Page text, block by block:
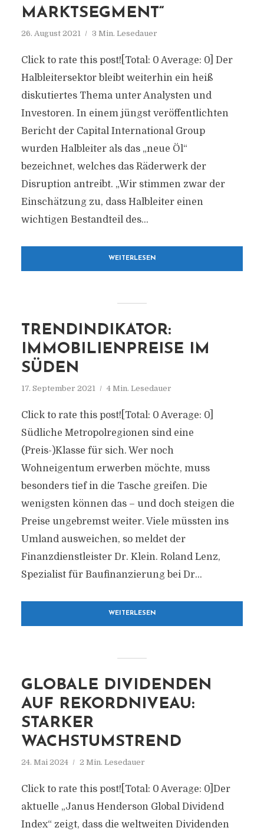
MARKTSEGMENT“
26. August 2021 3 Min. Lesedauer
Click to rate this post![Total: 0 Average: 0] Der
Halbleitersektor bleibt weiterhin ein heiß
diskutiertes Thema unter Analysten und
Investoren. In einem jüngst veröffentlichten
Bericht der Capital International Group
wurden Halbleiter als das „neue Öl“
bezeichnet, welches das Räderwerk der
Disruption antreibt. „Wir stimmen zwar der
Einschätzung zu, dass Halbleiter einen
wichtigen Bestandteil des...
WEITERLESEN
TRENDINDIKATOR:
IMMOBILIENPREISE IM
SÜDEN
17. September 2021 4 Min. Lesedauer
Click to rate this post![Total: 0 Average: 0]
Südliche Metropolregionen sind eine
(Preis-)Klasse für sich. Wer noch
Wohneigentum erwerben möchte, muss
besonders tief in die Tasche greifen. Die
wenigsten können das – und doch steigen die
Preise ungebremst weiter. Viele müssten ins
Umland ausweichen, so meldet der
Finanzdienstleister Dr. Klein. Roland Lenz,
Spezialist für Baufinanzierung bei Dr...
WEITERLESEN
GLOBALE DIVIDENDEN
AUF REKORDNIVEAU:
STARKER
WACHSTUMSTREND
24. Mai 2024 2 Min. Lesedauer
Click to rate this post![Total: 0 Average: 0]Der
aktuelle „Janus Henderson Global Dividend
Index“ zeigt, dass die weltweiten Dividenden